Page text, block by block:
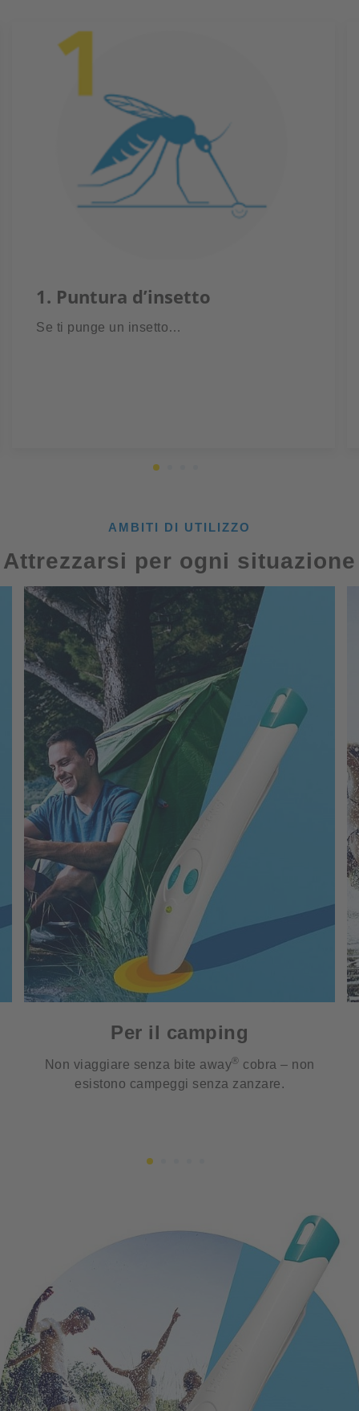
1. Puntura d’insetto
Se ti punge un insetto…
AMBITI DI UTILIZZO
Attrezzarsi per ogni situazione
Per il camping
Non viaggiare senza bite away® cobra – non
esistono campeggi senza zanzare.